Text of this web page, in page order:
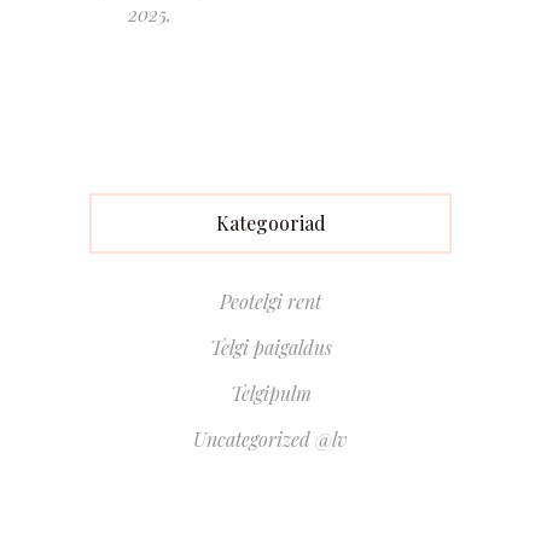
2025.
Kategooriad
Peotelgi rent
Telgi paigaldus
Telgipulm
Uncategorized @lv